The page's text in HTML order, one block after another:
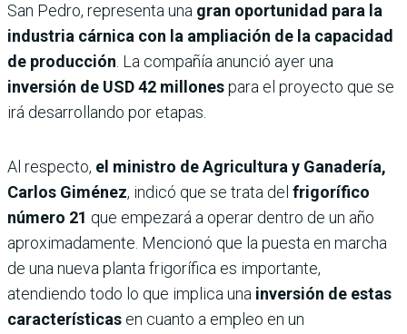
San Pedro, representa una gran oportunidad para la
industria cárnica con la ampliación de la capacidad
de producción . La compañía anunció ayer una
inversión de USD 42 millonespara el proyecto que se
irá desarrollando por etapas.
Al respecto, el ministro de Agricultura y Ganadería,
Carlos Giménez, indicó que se trata del frigorífico
número 21 que empezará a operar dentro de un año
aproximadamente. Mencionó que la puesta en marcha
de una nueva planta frigorífica es importante,
atendiendo todo lo que implica una inversión de estas
características en cuanto a empleo en un